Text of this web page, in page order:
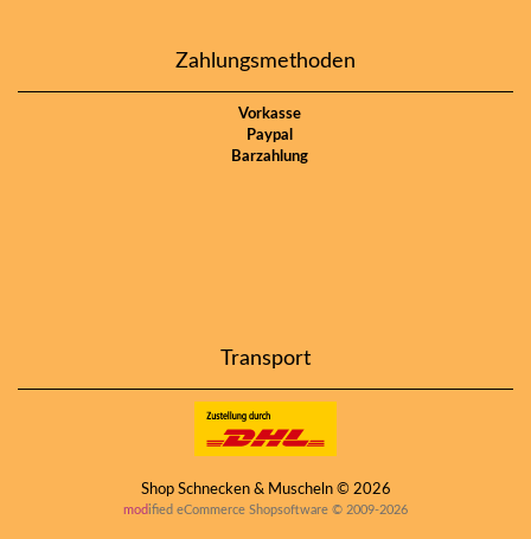
Zahlungsmethoden
Vorkasse
Paypal
Barzahlung
Transport
Shop Schnecken & Muscheln © 2026
modified eCommerce Shopsoftware © 2009-2026